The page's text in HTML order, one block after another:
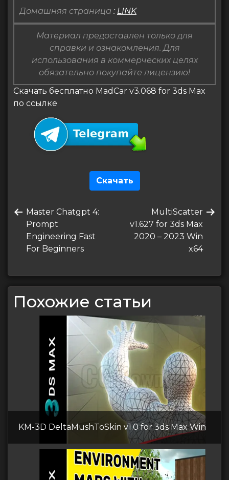
Домашняя страница : LINK
Материал предоставлен только для
справки и ознакомления. Для
использования в коммерческих целях
обязательно покупайте лицензию!
Скачать бесплатно MadCar v3.068 for 3ds Max
по ссылке
Скачать
по
записям
Предыдущая
запись
Master Chatgpt 4:
Prompt
Engineering Fast
For Beginners
Следующая
запись
MultiScatter
v1.627 for 3ds Max
2020 – 2023 Win
x64
Похожие статьи
KM-3D DeltaMushToSkin v1.0 for 3ds Max Win